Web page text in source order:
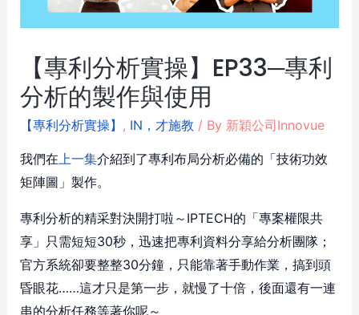
【專利分析實操】EP33─專利
分析的製作與使用
【專利分析實操】 , IN，才施教 / By 新穎公司Innovue
我們在上一集介紹到了專利布局分析必備的「技術功效
矩陣圖」製作。
專利分析的精采對決開打啦～IPTECH的「專案權限共
享」只需短短30秒，迅速把專利資料分享給分析團隊；
官方系統卻要整整30分鐘，只能靠著手動作業，搞到頭
昏眼花……這才只是第一步，就慢了十倍，後面還有一連
串的分析任務等著你呢～